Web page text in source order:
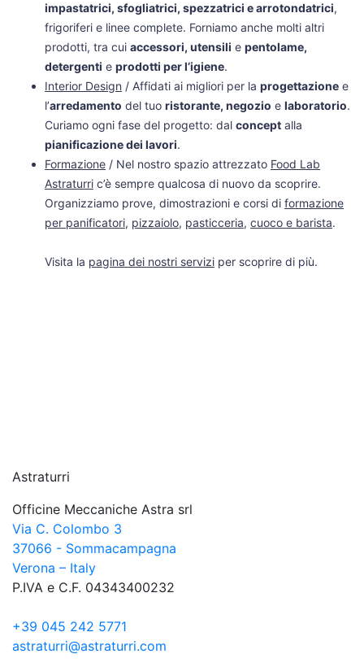
impastatrici, sfogliatrici, spezzatrici e arrotondatrici,
frigoriferi e linee complete. Forniamo anche molti altri
prodotti, tra cui accessori, utensili e pentolame,
detergenti e prodotti per l’igiene.
Interior Design / Affidati ai migliori per la progettazione e
l’arredamento del tuo ristorante, negozio e laboratorio.
Curiamo ogni fase del progetto: dal concept alla
pianificazione dei lavori.
Formazione / Nel nostro spazio attrezzato Food Lab
Astraturri c’è sempre qualcosa di nuovo da scoprire.
Organizziamo prove, dimostrazioni e corsi di formazione
per panificatori, pizzaiolo, pasticceria, cuoco e barista.
Visita la pagina dei nostri servizi per scoprire di più.
Astraturri
Officine Meccaniche Astra srl
Via C. Colombo 3
37066 - Sommacampagna
Verona – Italy
P.IVA e C.F. 04343400232
+39 045 242 5771
astraturri@astraturri.com